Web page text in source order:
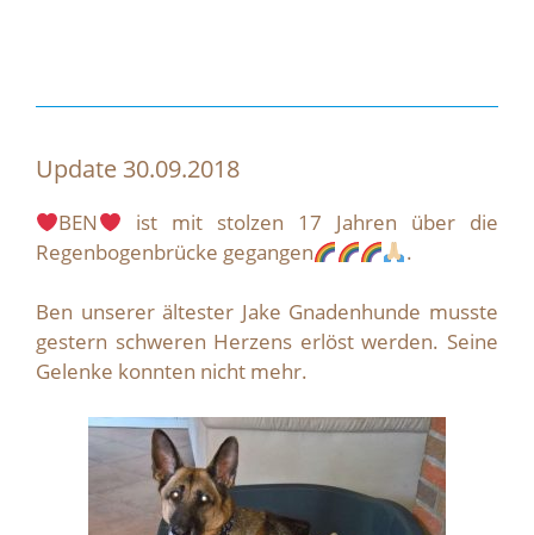
Update 30.09.2018
BEN
ist mit stolzen 17 Jahren über die
Regenbogenbrücke gegangen
.
Ben unserer ältester Jake Gnadenhunde musste
gestern schweren Herzens erlöst werden. Seine
Gelenke konnten nicht mehr.